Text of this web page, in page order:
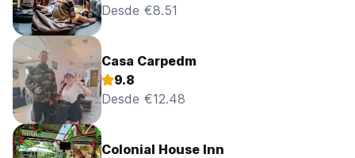
Desde €8.51
Casa Carpedm
9.8
Desde €12.48
Colonial House Inn